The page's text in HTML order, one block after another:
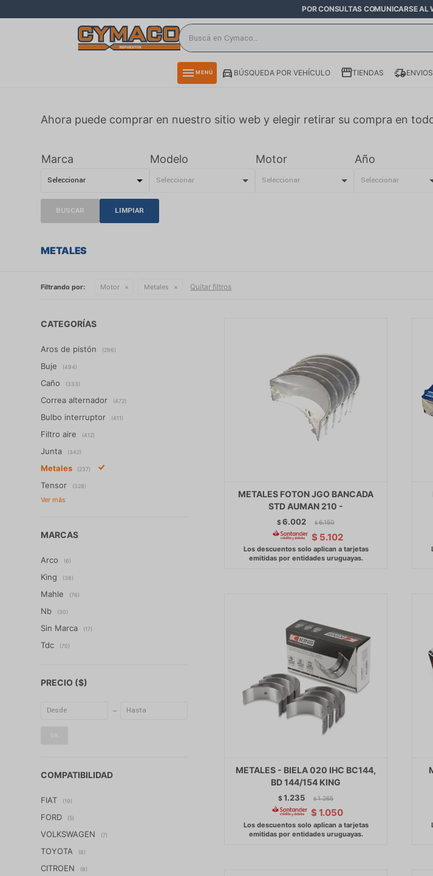
POR CONSULTAS COMUNICARSE
menu MENÚ BÚSQUEDA POR VEHÍCULO TIENDAS ENVIOS
Ahora puede comprar en nuestro sitio web y elegir retirar su compra en
Marca Modelo Motor Año
BUSCAR LIMPIAR
METALES
Filtrando por: Motor Metales Quitar filtros
METALES FOTON JGO BANCADA
STD AUMAN 210 -
$6.002 $ 6.150
$ 5.102
METALES - BIELA 020 IHC BC144,
BD 144/154 KING
$1.235 $ 1.265
$ 1.050
CATEGORÍAS
Aros de pistón (296)
Buje (494)
Caño (333)
Correa alternador (472)
Bulbo interruptor (411)
Filtro aire (412)
Junta (342)
Metales (237)
Tensor (328)
MARCAS
Arco (6)
King (38)
Mahle (76)
Nb (30)
Sin Marca (17)
Tdc (70)
PRECIO ($)
COMPATIBILIDAD
FIAT (19)
FORD (5)
VOLKSWAGEN (7)
TOYOTA (8)
CITROEN (8)
close
directions_car
smartphone